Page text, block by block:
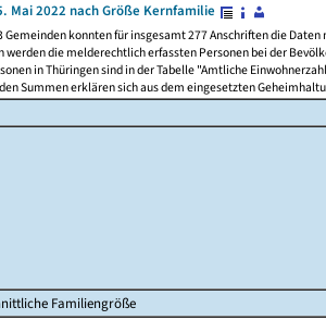
Mai 2022 nach Größe Kernfamilie
Gemeinden konnten für insgesamt 277 Anschriften die
werden die melderechtlich erfassten Personen bei der
in Thüringen sind in der Tabelle "Amtliche
Summen erklären sich aus dem eingesetzten
Familiengröße